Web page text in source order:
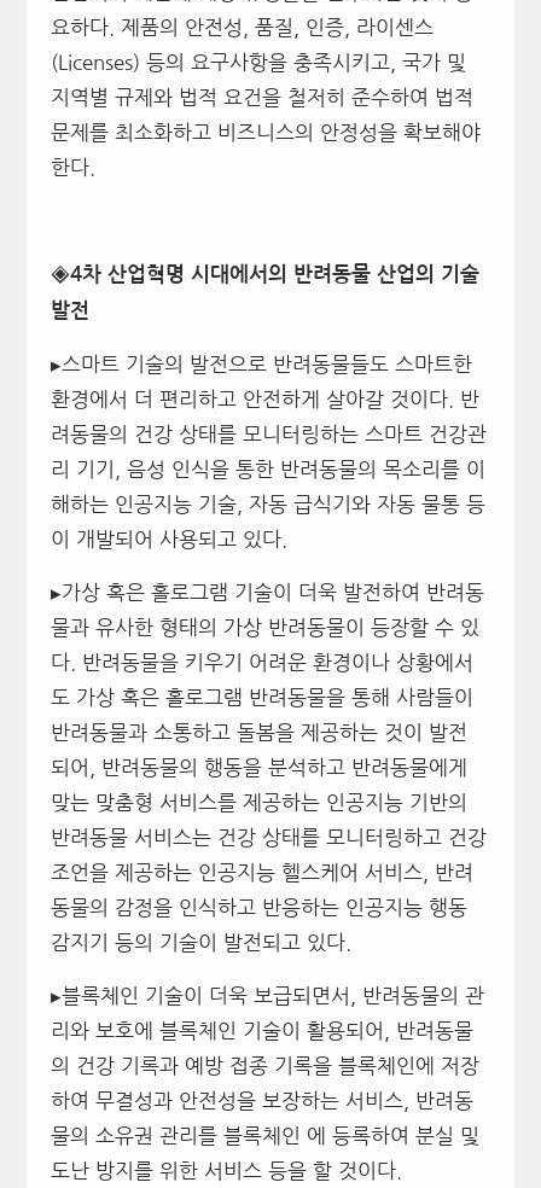
요하다. 제품의 안전성, 품질, 인증, 라이센스
(Licenses) 등의 요구사항을 충족시키고, 국가 및
지역별 규제와 법적 요건을 철저히 준수하여 법적
문제를 최소화하고 비즈니스의 안정성을 확보해야
한다.
◈4차 산업혁명 시대에서의 반려동물 산업의 기술
발전
▸스마트 기술의 발전으로 반려동물들도 스마트한
환경에서 더 편리하고 안전하게 살아갈 것이다. 반
려동물의 건강 상태를 모니터링하는 스마트 건강관
리 기기, 음성 인식을 통한 반려동물의 목소리를 이
해하는 인공지능 기술, 자동 급식기와 자동 물통 등
이 개발되어 사용되고 있다.
▸가상 혹은 홀로그램 기술이 더욱 발전하여 반려동
물과 유사한 형태의 가상 반려동물이 등장할 수 있
다. 반려동물을 키우기 어려운 환경이나 상황에서
도 가상 혹은 홀로그램 반려동물을 통해 사람들이
반려동물과 소통하고 돌봄을 제공하는 것이 발전
되어, 반려동물의 행동을 분석하고 반려동물에게
맞는 맞춤형 서비스를 제공하는 인공지능 기반의
반려동물 서비스는 건강 상태를 모니터링하고 건강
조언을 제공하는 인공지능 헬스케어 서비스, 반려
동물의 감정을 인식하고 반응하는 인공지능 행동
감지기 등의 기술이 발전되고 있다.
▸블록체인 기술이 더욱 보급되면서, 반려동물의 관
리와 보호에 블록체인 기술이 활용되어, 반려동물
의 건강 기록과 예방 접종 기록을 블록체인에 저장
하여 무결성과 안전성을 보장하는 서비스, 반려동
물의 소유권 관리를 블록체인 에 등록하여 분실 및
도난 방지를 위한 서비스 등을 할 것이다.